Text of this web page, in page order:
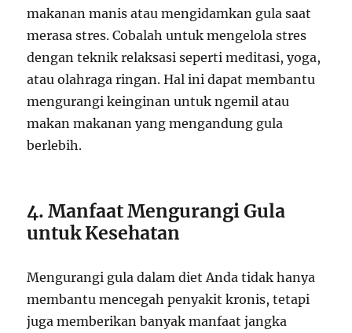
makanan manis atau mengidamkan gula saat
merasa stres. Cobalah untuk mengelola stres
dengan teknik relaksasi seperti meditasi, yoga,
atau olahraga ringan. Hal ini dapat membantu
mengurangi keinginan untuk ngemil atau
makan makanan yang mengandung gula
berlebih.
4. Manfaat Mengurangi Gula
untuk Kesehatan
Mengurangi gula dalam diet Anda tidak hanya
membantu mencegah penyakit kronis, tetapi
juga memberikan banyak manfaat jangka